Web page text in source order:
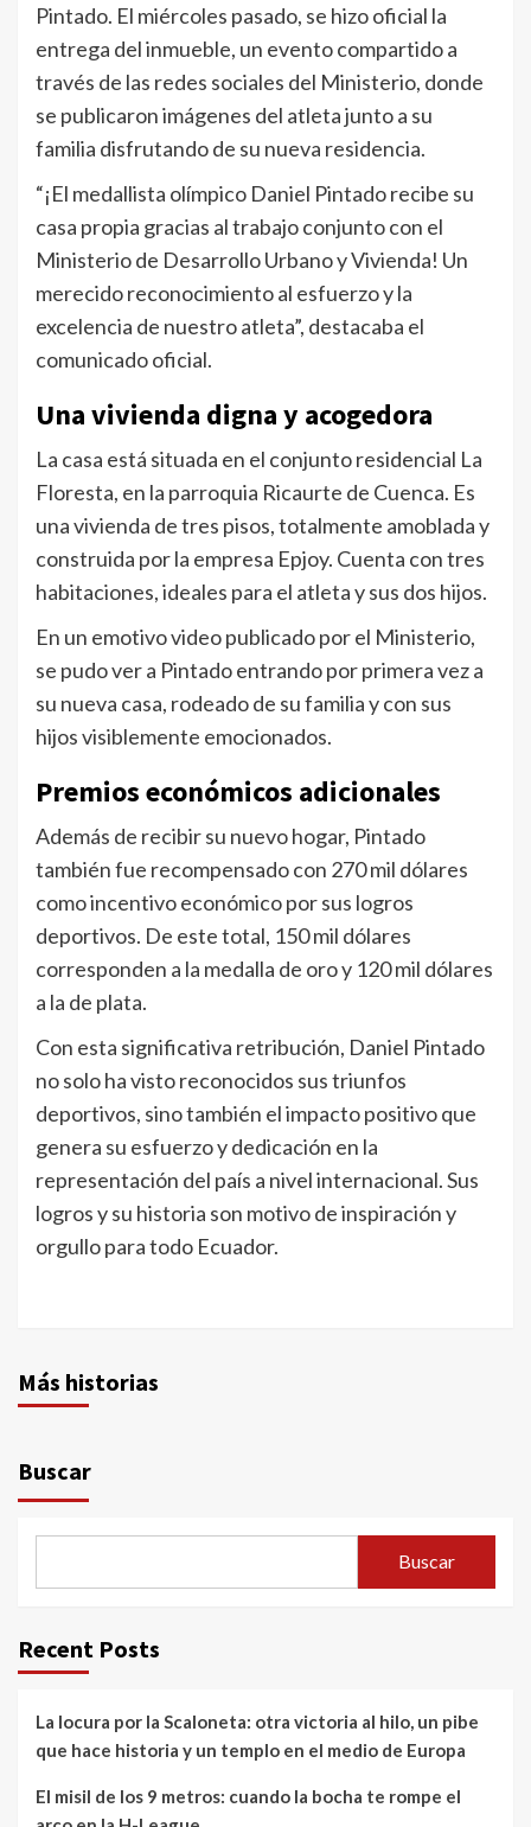
Pintado. El miércoles pasado, se hizo oficial la
entrega del inmueble, un evento compartido a
través de las redes sociales del Ministerio, donde
se publicaron imágenes del atleta junto a su
familia disfrutando de su nueva residencia.
“¡El medallista olímpico Daniel Pintado recibe su
casa propia gracias al trabajo conjunto con el
Ministerio de Desarrollo Urbano y Vivienda! Un
merecido reconocimiento al esfuerzo y la
excelencia de nuestro atleta”, destacaba el
comunicado oficial.
Una vivienda digna y acogedora
La casa está situada en el conjunto residencial La
Floresta, en la parroquia Ricaurte de Cuenca. Es
una vivienda de tres pisos, totalmente amoblada y
construida por la empresa Epjoy. Cuenta con tres
habitaciones, ideales para el atleta y sus dos hijos.
En un emotivo video publicado por el Ministerio,
se pudo ver a Pintado entrando por primera vez a
su nueva casa, rodeado de su familia y con sus
hijos visiblemente emocionados.
Premios económicos adicionales
Además de recibir su nuevo hogar, Pintado
también fue recompensado con 270 mil dólares
como incentivo económico por sus logros
deportivos. De este total, 150 mil dólares
corresponden a la medalla de oro y 120 mil dólares
a la de plata.
Con esta significativa retribución, Daniel Pintado
no solo ha visto reconocidos sus triunfos
deportivos, sino también el impacto positivo que
genera su esfuerzo y dedicación en la
representación del país a nivel internacional. Sus
logros y su historia son motivo de inspiración y
orgullo para todo Ecuador.
Más historias
Buscar
Buscar
Recent Posts
La locura por la Scaloneta: otra victoria al hilo, un pibe
que hace historia y un templo en el medio de Europa
El misil de los 9 metros: cuando la bocha te rompe el